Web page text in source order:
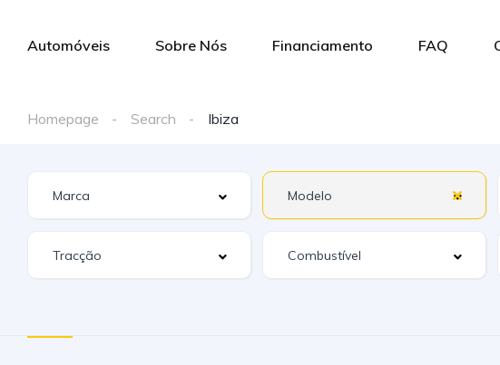
Automóveis Sobre Nós Financiamento FAQ
Homepage Search Ibiza